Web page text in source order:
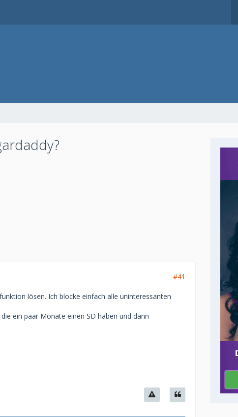
#41
lösen. Ich blocke einfach alle uninteressanten
ein paar Monate einen SD haben und dann